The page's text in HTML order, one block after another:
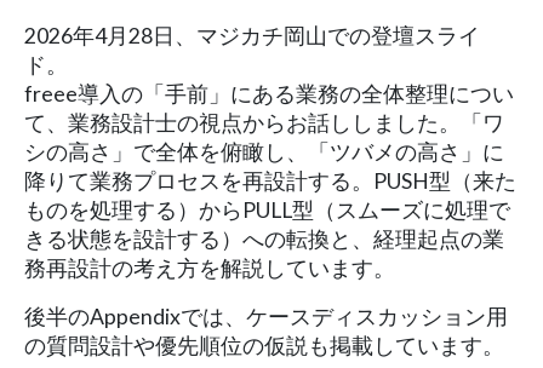
2026年4月28日、マジカチ岡山での登壇スライ
ド。
freee導入の「手前」にある業務の全体整理につい
て、業務設計士の視点からお話ししました。「ワ
シの高さ」で全体を俯瞰し、「ツバメの高さ」に
降りて業務プロセスを再設計する。PUSH型（来た
ものを処理する）からPULL型（スムーズに処理で
きる状態を設計する）への転換と、経理起点の業
務再設計の考え方を解説しています。
後半のAppendixでは、ケースディスカッション用
の質問設計や優先順位の仮説も掲載しています。